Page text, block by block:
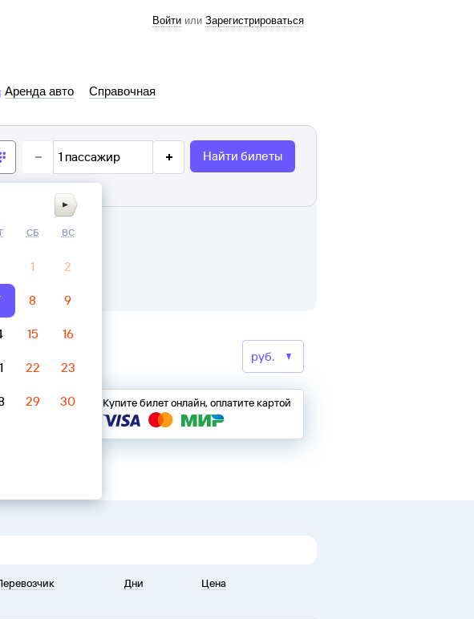
Войти или Зарегистрироваться
Аренда авто Справочная
1 пассажир Найти билеты
Купите билет онлайн, оплатите картой
Дни Цена
СБ ВС
1 2
8 9
15 16
22 23
29 30